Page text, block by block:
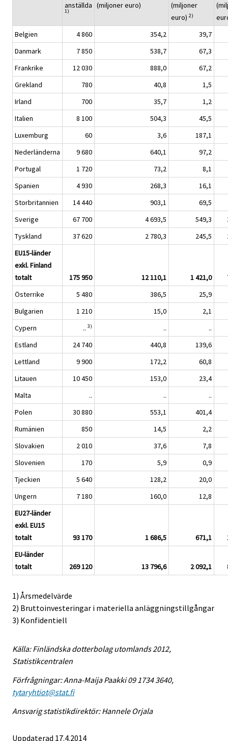
anställda
1)
(miljoner euro)
(miljoner
euro) 2)
Belgien
4 860 354,2
39,7
Danmark
7 850 538,7
67,3
Frankrike
12 030 888,0
67,2
Grekland
780 40,8
1,5
Irland
700 35,7
1,2
Italien
8 100 504,3
45,5
Luxemburg
60 3,6
187,1
Nederländerna
9 680 640,1
97,2
Portugal
1 720 73,2
8,1
Spanien
4 930 268,3
16,1
Storbritannien
14 440 903,1
69,5
Sverige
67 700 4 693,5 549,3
Tyskland
37 620 2 780,3 245,5
EU15-länder
exkl. Finland
totalt
175 950 12 110,1 1 421,0
Österrike
5 480 386,5
25,9
Bulgarien
1 210 15,0
2,1
Cypern
.. 3) ..
..
Estland
24 740 440,8
139,6
Lettland
9 900 172,2
60,8
Litauen
10 450 153,0
23,4
Malta
.. ..
..
Polen
30 880 553,1
401,4
Rumänien
850 14,5
2,2
Slovakien
2 010 37,6
7,8
Slovenien
170 5,9
0,9
Tjeckien
5 640 128,2
20,0
Ungern
7 180 160,0
12,8
EU27-länder
exkl. EU15
totalt
93 170 1 686,5 671,1
EU-länder
totalt
269 120 13 796,6 2 092,1
1) Årsmedelvärde
2) Bruttoinvesteringar i materiella anläggningstillgångar
3) Konfidentiell
Källa: Finländska dotterbolag utomlands 2012,
Statistikcentralen
Förfrågningar: Anna-Maija Paakki 09 1734 3640,
tytaryhtiot@stat.fi
Ansvarig statistikdirektör: Hannele Orjala
Uppdaterad 17.4.2014